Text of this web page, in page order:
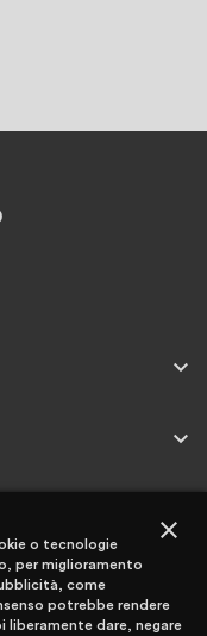


close
o tecnologie
per miglioramento
come
potrebbe rendere
liberamente dare, negare